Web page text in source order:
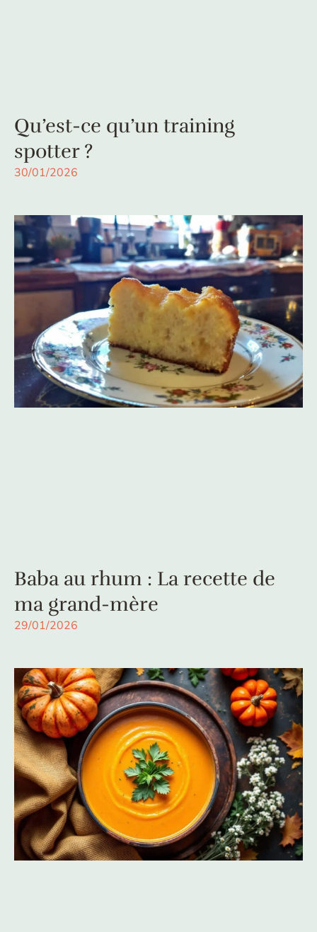
Qu’est-ce qu’un training
spotter ?
30/01/2026
Baba au rhum : La recette de
ma grand-mère
29/01/2026